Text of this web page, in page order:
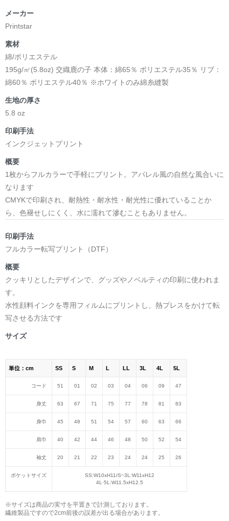
メーカー
Printstar
素材
綿/ポリエステル
195g/㎡(5.8oz) 交織鹿の子 本体：綿65％ ポリエステル35％ リブ：
綿60％ ポリエステル40％ ※ホワイトのみ綿糸縫製
生地の厚さ
5.8 oz
印刷手法
インクジェットプリント
概要
1枚からフルカラーで手軽にプリント。アパレル風の自然な風合いに
なります
CMYKで印刷され、耐熱性・耐水性・耐光性に優れていることか
ら、色褪せしにくく、水に濡れて滲むこともありません。
印刷手法
フルカラー転写プリント（DTF）
概要
クッキリとしたデザインで、グッズやノベルティの印刷に使われま
す。
水性顔料インクを専用フィルムにプリントし、熱プレスをかけて転
写させる方法です
サイズ
単位：cm SS S M L LL 3L 4L 5L
コード 51 01 02 03 04 06 09 47
身丈 63 67 71 75 77 78 81 83
身巾 45 48 51 54 57 60 63 66
肩巾 40 42 44 46 48 50 52 54
袖丈 20 21 22 23 24 24 25 26
ポケットサイズ
SS:W10хH11/S~3L:W11хH12
4L·5L:W11.5хH12.5
※サイズは商品の実寸を平置きで計測しております。
繊維製品ですので2cm前後の誤差が出る場合があります。